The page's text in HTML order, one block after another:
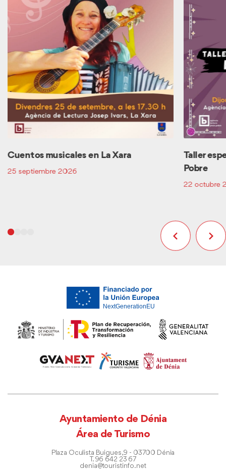
Cuentos musicales en La Xara
25 septiembre 2026
Taller
Pobre
22 octubre
Ayuntamiento de Dénia
Área de Turismo
Plaza Oculista Buigues, 9 - 03700 Dénia
T. 96 642 23 67
denia@touristinfo.net